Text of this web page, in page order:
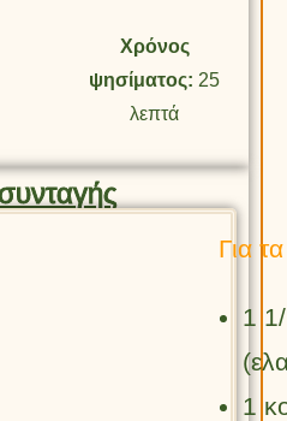
Χρόνος
ψησίματος: 25
λεπτά
Για
1
1